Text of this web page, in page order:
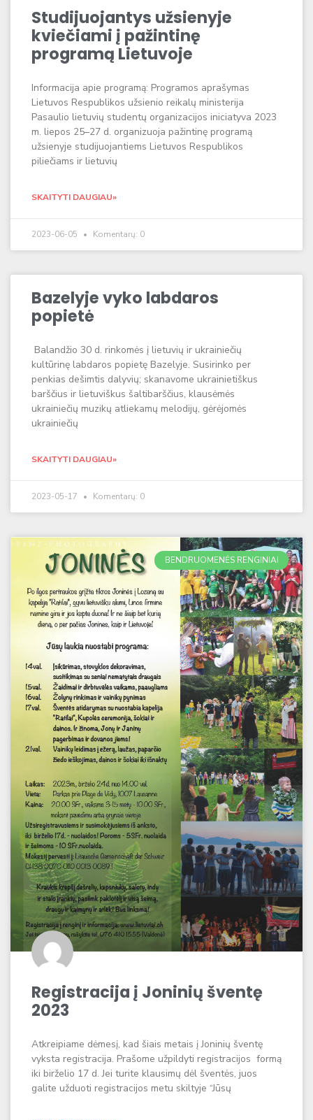
Studijuojantys užsienyje
kviečiami į pažintinę
programą Lietuvoje
Informacija apie programą: Programos aprašymas
Lietuvos Respublikos užsienio reikalų ministerija
Pasaulio lietuvių studentų organizacijos iniciatyva 2023
m. liepos 25–27 d. organizuoja pažintinę programą
užsienyje studijuojantiems Lietuvos Respublikos
piliečiams ir lietuvių
SKAITYTI DAUGIAU»
2023-06-05 Komentarų: 0
Bazelyje vyko labdaros
popietė
Balandžio 30 d. rinkomės į lietuvių ir ukrainiečių
kultūrinę labdaros popietę Bazelyje. Susirinko per
penkias dešimtis dalyvių; skanavome ukrainietiškus
barščius ir lietuviškus šaltibarščius, klausėmės
ukrainiečių muzikų atliekamų melodijų, gėrėjomės
ukrainiečių
SKAITYTI DAUGIAU»
2023-05-17 Komentarų: 0
BENDRUOMENĖS RENGINIAI
Registracija į Joninių šventę
2023
Atkreipiame dėmesį, kad šiais metais į Joninių šventę
vyksta registracija. Prašome užpildyti registracijos formą
iki birželio 17 d. Jei turite klausimų dėl šventės, juos
galite užduoti registracijos metu skiltyje “Jūsų